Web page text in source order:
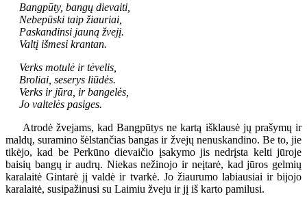
Bangpūty, bangų dievaiti,
Nebepūski taip žiauriai,
Paskandinsi jauną žvejį.
Valtį išmesi krantan.
Verks motulė ir tėvelis,
Broliai, seserys liūdės.
Verks ir jūra, ir bangelės,
Jo valtelės pasiges.
Atrodė žvejams, kad Bangpūtys ne kartą išklausė jų prašymų ir
maldų, suramino šėlstančias bangas ir žvejų nenuskandino. Be to, jie
tikėjo, kad be Perkūno dievaičio įsakymo jis nedrįsta kelti jūroje
baisių bangų ir audrų. Niekas nežinojo ir neįtarė, kad jūros gelmių
karalaitė Gintarė jį valdė ir tvarkė. Jo žiaurumo labiausiai ir bijojo
karalaitė, susipažinusi su Laimiu žveju ir jį iš karto pamilusi.